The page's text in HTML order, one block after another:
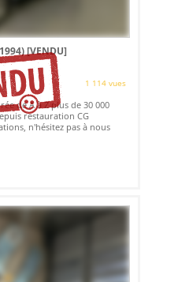
[VENDU]
1 114 vues
de A à Z plus de 30 000
restauration CG
n'hésitez pas à nous